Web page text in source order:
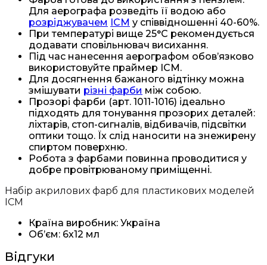
Для аерографа розведіть її водою або
розріджувачем ICM у співвідношенні 40-60%.
При температурі вище 25°C рекомендується
додавати сповільнювач висихання.
Під час нанесення аерографом обов’язково
використовуйте праймер ICM.
Для досягнення бажаного відтінку можна
змішувати різні фарби між собою.
Прозорі фарби (арт. 1011-1016) ідеально
підходять для тонування прозорих деталей:
ліхтарів, стоп-сигналів, відбивачів, підсвітки
оптики тощо. Їх слід наносити на знежирену
спиртом поверхню.
Робота з фарбами повинна проводитися у
добре провітрюваному приміщенні.
Набір акрилових фарб для пластикових моделей
ICM
Країна виробник: Україна
Об’єм: 6х12 мл
Відгуки